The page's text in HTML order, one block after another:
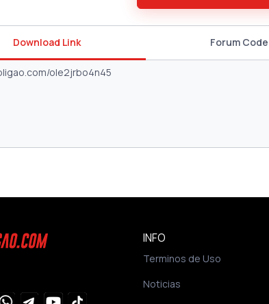
Download Link Forum Code
INFO
Terminos de Uso
Noticias